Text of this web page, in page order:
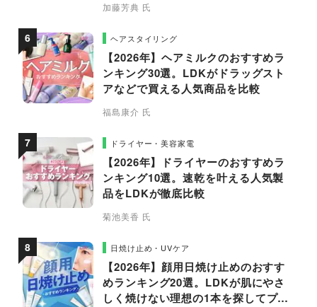
加藤芳典 氏
ヘアスタイリング
【2026年】ヘアミルクのおすすめラ
ンキング30選。LDKがドラッグスト
アなどで買える人気商品を比較
福島康介 氏
ドライヤー・美容家電
【2026年】ドライヤーのおすすめラ
ンキング10選。速乾を叶える人気製
品をLDKが徹底比較
菊池美香 氏
日焼け止め・UVケア
【2026年】顔用日焼け止めのおすす
めランキング20選。LDKが肌にやさ
しく焼けない理想の1本を探してプロ